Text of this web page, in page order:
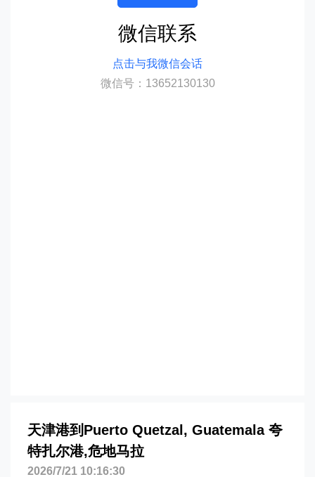
微信联系
点击与我微信会话
微信号：13652130130
天津港到Puerto Quetzal, Guatemala 夸
特扎尔港,危地马拉
2026/7/21 10:16:30